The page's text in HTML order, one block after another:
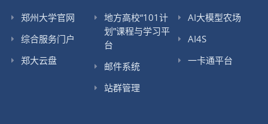
郑州大学官网
综合服务门户
郑大云盘
地方高校“101计
划”课程与学习平
台
邮件系统
站群管理
AI大模型农场
AI4S
一卡通平台